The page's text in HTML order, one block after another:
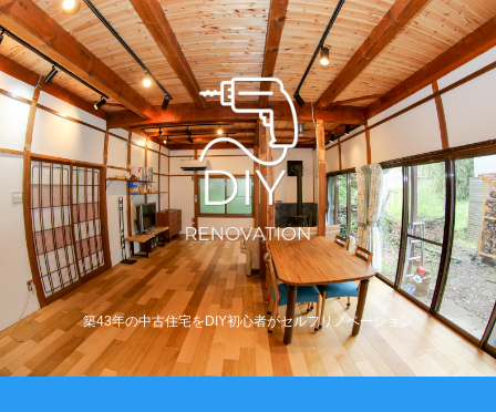
築43年の中古住宅をDIY初心者がセルフリノベーション